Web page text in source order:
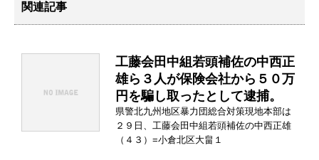
関連記事
工藤会田中組若頭補佐の中西正
雄ら３人が保険会社から５０万
円を騙し取ったとして逮捕。
県警北九州地区暴力団総合対策現地本部は
２９日、工藤会田中組若頭補佐の中西正雄
（４３）=小倉北区大畠１